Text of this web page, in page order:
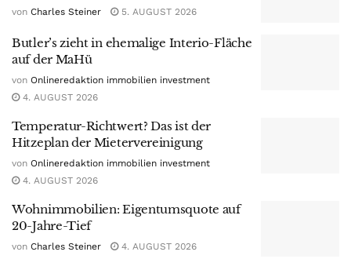
von Charles Steiner 5. AUGUST 2026
Butler’s zieht in ehemalige Interio-Fläche
auf der MaHü
von Onlineredaktion immobilien investment
4. AUGUST 2026
Temperatur-Richtwert? Das ist der
Hitzeplan der Mietervereinigung
von Onlineredaktion immobilien investment
4. AUGUST 2026
Wohnimmobilien: Eigentumsquote auf
20-Jahre-Tief
von Charles Steiner 4. AUGUST 2026